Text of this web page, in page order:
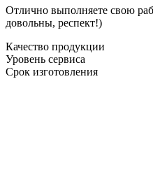
Отлично выполняете свою
довольны, респект!)
Качество продукции
Уровень сервиса
Срок изготовления